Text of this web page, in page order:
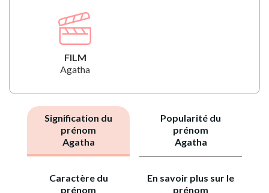
FILM
Agatha
Signification du
prénom
Agatha
Popularité du
prénom
Agatha
Caractère du
prénom
En savoir plus sur le
prénom